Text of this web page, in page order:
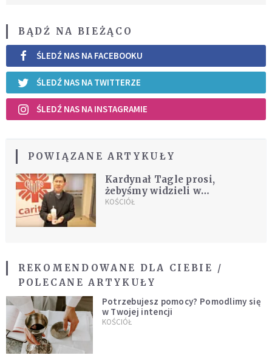
BĄDŹ NA BIEŻĄCO
ŚLEDŹ NAS NA FACEBOOKU
ŚLEDŹ NAS NA TWITTERZE
ŚLEDŹ NAS NA INSTAGRAMIE
POWIĄZANE ARTYKUŁY
Kardynał Tagle prosi,
żebyśmy widzieli w
migrantach ludzi i odkrywali
KOŚCIÓŁ
REKOMENDOWANE DLA CIEBIE /
POLECANE ARTYKUŁY
Potrzebujesz pomocy? Pomodlimy się
w Twojej intencji
KOŚCIÓŁ